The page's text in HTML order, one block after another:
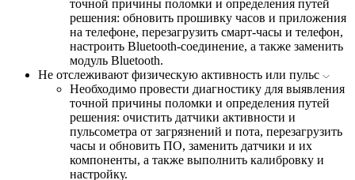
точной причины поломки и определения путей
решения: обновить прошивку часов и приложения
на телефоне, перезагрузить смарт-часы и телефон,
настроить Bluetooth-соединение, а также заменить
модуль Bluetooth.
Не отслеживают физическую активность или пульс
Необходимо провести диагностику для выявления
точной причины поломки и определения путей
решения: очистить датчики активности и
пульсометра от загрязнений и пота, перезагрузить
часы и обновить ПО, заменить датчики и их
компоненты, а также выполнить калибровку и
настройку.